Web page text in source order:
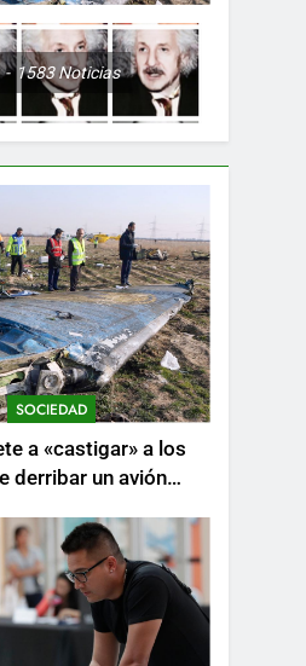
1583Noticias
SOCIEDAD
a «castigar» a los
derribar un avión